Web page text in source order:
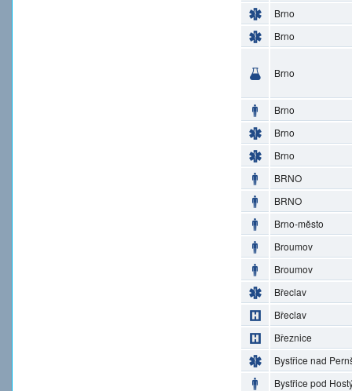
Brno
Brno
Brno
Brno
Brno
Brno
BRNO
BRNO
Brno-město
Broumov
Broumov
Břeclav
Břeclav
Březnice
Bystřice nad
Bystřice pod